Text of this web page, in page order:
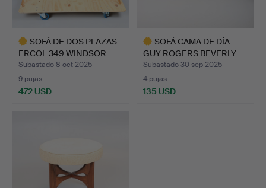
SOFÁ DE DOS PLAZAS
ERCOL 349 WINDSOR
RUBIO…
Subastado 8 oct 2025
9 pujas
472 USD
SOFÁ CAMA DE DÍA
GUY ROGERS BEVERLY
HILLS.
Subastado 30 sep 2025
4 pujas
135 USD